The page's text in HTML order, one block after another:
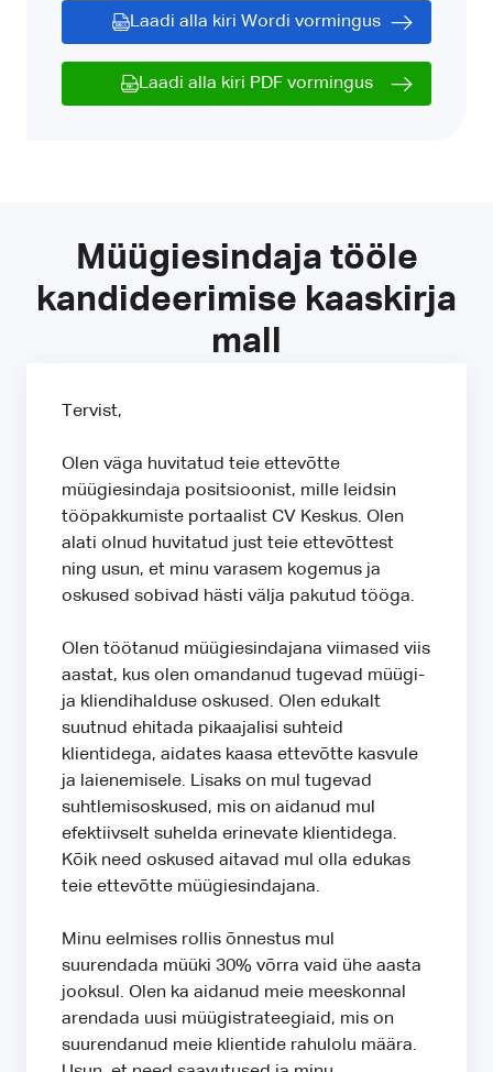
Laadi alla kiri Wordi vormingus
Laadi alla kiri PDF vormingus
Müügiesindaja tööle
kandideerimise kaaskirja
mall
Tervist,
Olen väga huvitatud teie ettevõtte
müügiesindaja positsioonist, mille leidsin
tööpakkumiste portaalist CV Keskus. Olen
alati olnud huvitatud just teie ettevõttest
ning usun, et minu varasem kogemus ja
oskused sobivad hästi välja pakutud tööga.
Olen töötanud müügiesindajana viimased viis
aastat, kus olen omandanud tugevad müügi-
ja kliendihalduse oskused. Olen edukalt
suutnud ehitada pikaajalisi suhteid
klientidega, aidates kaasa ettevõtte kasvule
ja laienemisele. Lisaks on mul tugevad
suhtlemisoskused, mis on aidanud mul
efektiivselt suhelda erinevate klientidega.
Kõik need oskused aitavad mul olla edukas
teie ettevõtte müügiesindajana.
Minu eelmises rollis õnnestus mul
suurendada müüki 30% võrra vaid ühe aasta
jooksul. Olen ka aidanud meie meeskonnal
arendada uusi müügistrateegiaid, mis on
suurendanud meie klientide rahulolu määra.